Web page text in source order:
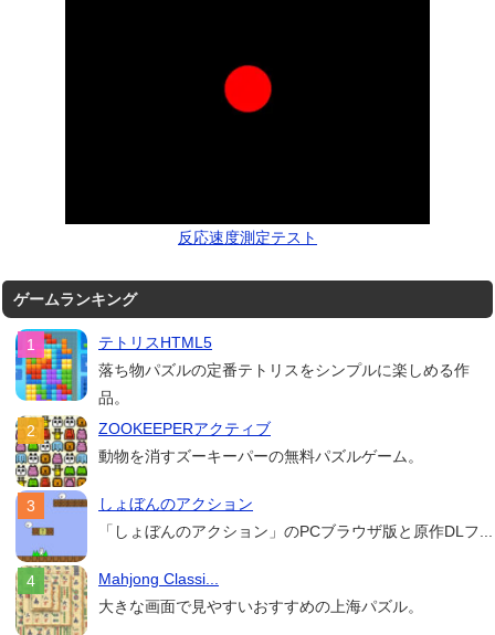
反応速度測定テスト
ゲームランキング
テトリスHTML5
落ち物パズルの定番テトリスをシンプルに楽しめる作
品。
ZOOKEEPERアクティブ
動物を消すズーキーパーの無料パズルゲーム。
しょぼんのアクション
「しょぼんのアクション」のPCブラウザ版と原作DLフ...
Mahjong Classi...
大きな画面で見やすいおすすめの上海パズル。